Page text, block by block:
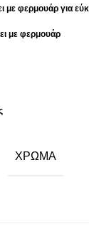
με φερμουάρ για
με φερμουάρ
ΧΡΏΜΑ